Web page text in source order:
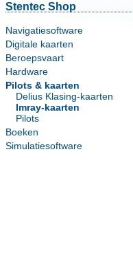
Stentec Shop
Navigatiesoftware
Digitale kaarten
Beroepsvaart
Hardware
Pilots & kaarten
Delius Klasing-kaarten
Imray-kaarten
Pilots
Boeken
Simulatiesoftware